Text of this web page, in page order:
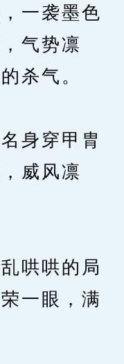
一袭墨色
气势凛
杀气。
身穿甲胄
威风凛
哄哄的局
一眼，满